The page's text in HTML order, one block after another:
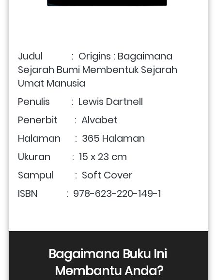
Judul            : Origins : Bagaimana
Sejarah Bumi Membentuk Sejarah
Umat Manusia
Penulis         :  Lewis Dartnell
Penerbit       :  Alvabet
Halaman      :  365 Halaman
Ukuran         :  15 x 23 cm
Sampul         :  Soft Cover
ISBN            :  978-623-220-149-1
Bagaimana Buku Ini
Membantu Anda?